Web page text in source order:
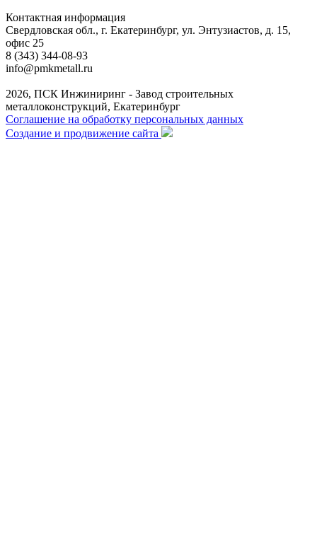
Контактная информация
Свердловская обл., г. Екатеринбург, ул. Энтузиастов, д. 15,
офис 25
8 (343) 344-08-93
info@pmkmetall.ru
2026, ПСК Инжиниринг - Завод строительных
металлоконструкций, Екатеринбург
Соглашение на обработку персональных данных
Создание и продвижение сайта